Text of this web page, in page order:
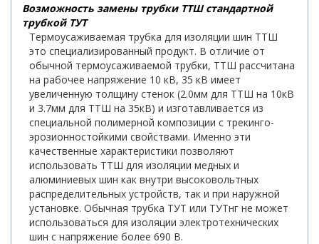
Возможность замены трубки ТТШ стандартной
трубкой ТУТ
Термоусаживаемая трубка для изоляции шин ТТШ
это специализированный продукт. В отличие от
обычной термоусаживаемой трубки, ТТШ рассчитана
на рабочее напряжение 10 кВ, 35 кВ имеет
увеличенную толщину стенок (2.0мм для ТТШ на 10кВ
и 3.7мм для ТТШ на 35кВ) и изготавливается из
специальной полимерной композиции с трекинго-
эрозионностойкими свойствами. Именно эти
качественные характеристики позволяют
использовать ТТШ для изоляции медных и
алюминиевых шин как внутри высоковольтных
распределительных устройств, так и при наружной
установке. Обычная трубка ТУТ или ТУТнг не может
использоваться для изоляции электротехнических
шин с напряжение более 690 В.